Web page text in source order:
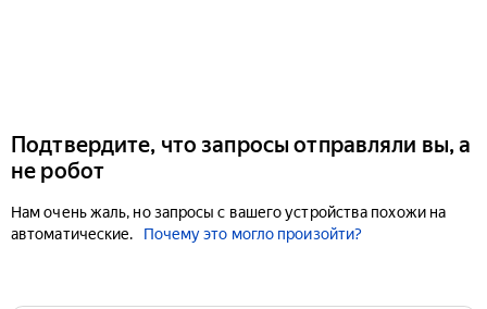
Подтвердите, что запросы отправляли вы, а
не робот
Нам очень жаль, но запросы с вашего устройства похожи на
автоматические.
Почему это могло произойти?